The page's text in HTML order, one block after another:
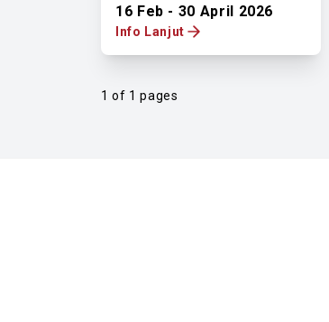
16 Feb - 30 April 2026
Info Lanjut
1 of 1 pages